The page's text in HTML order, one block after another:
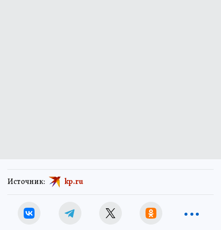
Источник: kp.ru